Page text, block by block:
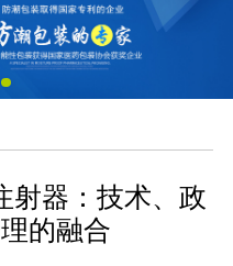
鑫富达资质
行业动态
联系我们
CDE查询
射器：技术、政
的融合